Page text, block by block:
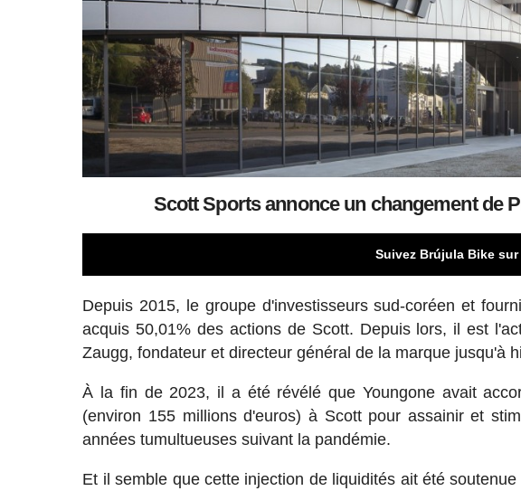
Scott Sports annonce un changement de
Suivez Brújula Bike
Depuis 2015, le groupe d'investisseurs sud-coréen et
acquis 50,01% des actions de Scott. Depuis lors, il est
Zaugg, fondateur et directeur général de la marque jusqu'à
À la fin de 2023, il a été révélé que Youngone avait
(environ 155 millions d'euros) à Scott pour assainir et
années tumultueuses suivant la pandémie.
Et il semble que cette injection de liquidités ait été